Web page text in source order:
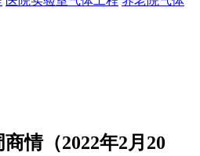
情（2022年2月20